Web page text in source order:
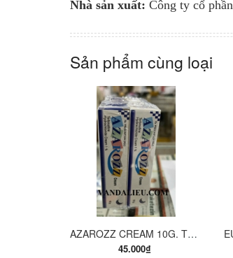
Nhà sản xuất: Công ty cổ
Sản phẩm cùng loại
MUA HÀNG
AZAROZZ CREAM 10G. TERBINAFINE 1%. THUỐC TRỊ NẤM DA CHÂN, NẤM DA ĐÙI, NẤM DA THÂN, LANG BEN...
45.000₫